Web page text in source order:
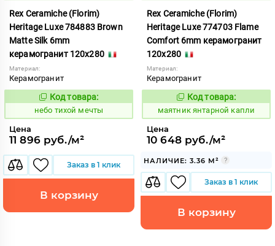
Rex Ceramiche (Florim)
Heritage Luxe 784883 Brown
Matte Silk 6mm
керамогранит 120x280
Материал:
Керамогранит
1122051
Код товара:
небо тихой мечты
Цена
11 896 руб./м²
Заказ в 1 клик
В корзину
Rex Ceramiche (Florim)
Heritage Luxe 774703 Flame
Comfort 6mm керамогранит
120x280
Материал:
Керамогранит
937287
Код товара:
маятник янтарной капли
Цена
10 648 руб./м²
НАЛИЧИЕ: 3.36 М²
Заказ в 1 клик
В корзину